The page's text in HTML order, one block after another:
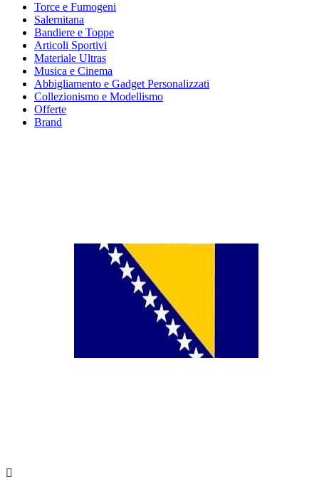
Torce e Fumogeni
Salernitana
Bandiere e Toppe
Articoli Sportivi
Materiale Ultras
Musica e Cinema
Abbigliamento e Gadget Personalizzati
Collezionismo e Modellismo
Offerte
Brand
